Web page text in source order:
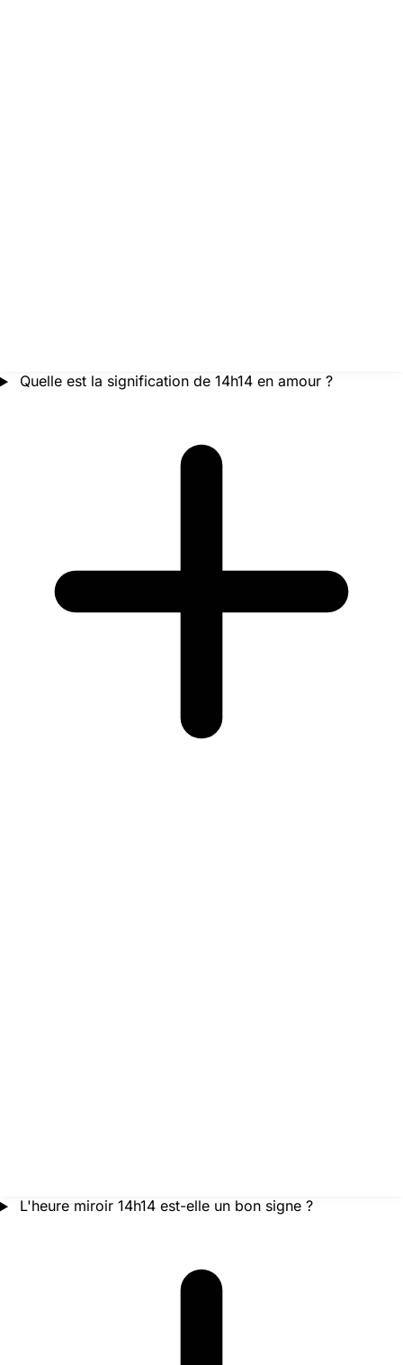
Quelle est la signification de 14h14 en amour ?
L'heure miroir 14h14 est-elle un bon signe ?